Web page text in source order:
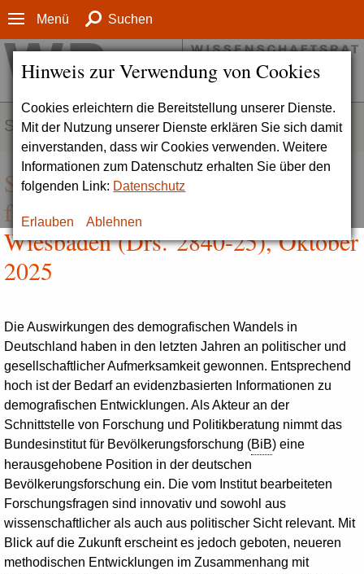
Hinweis zur Verwendung von Cookies
Cookies erleichtern die Bereitstellung unserer Dienste.
Mit der Nutzung unserer Dienste erklären Sie sich damit
einverstanden, dass wir Cookies verwenden. Weitere
Informationen zum Datenschutz erhalten Sie über den
folgenden Link: Datenschutz
Erlauben Ablehnen
Menü Suchen
SERVICE
Stellungnahme zum Bundesinstitut
für Bevölkerungsforschung (BiB),
Wiesbaden (Drs. 2840-25), Oktober
2025
Die Auswirkungen des demografischen Wandels in
Deutschland haben in den letzten Jahren an politischer und
gesellschaftlicher Aufmerksamkeit gewonnen. Entsprechend
hoch ist der Bedarf an evidenzbasierten Informationen zu
demografischen Entwicklungen. Als Akteur an der
Schnittstelle von Forschung und Politikberatung nimmt das
Bundesinstitut für Bevölkerungsforschung (BiB) eine
herausgehobene Position in der deutschen
Bevölkerungsforschung ein. Die vom Institut bearbeiteten
Forschungsfragen sind innovativ und sowohl aus
wissenschaftlicher als auch aus politischer Sicht relevant. Mit
Blick auf die Zukunft erscheint es jedoch geboten, neueren
methodischen Entwicklungen im Zusammenhang mit